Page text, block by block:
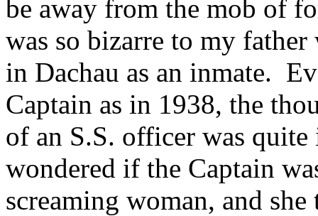
be away from the mob of
was so bizarre to my
in Dachau as an inmate.
Captain as in 1938, the
of an S.S. officer was
wondered if the Captain
screaming woman, and